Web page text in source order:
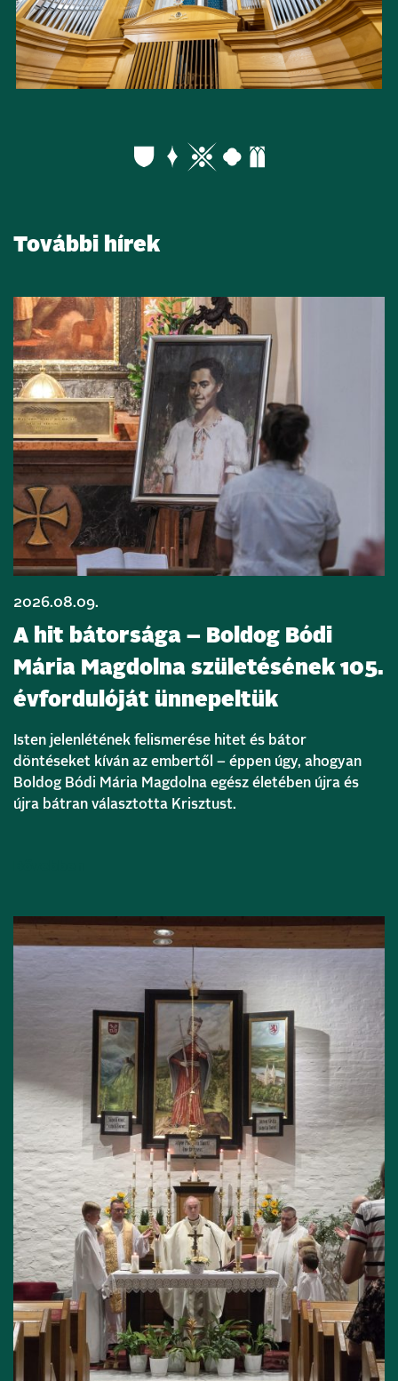
További hírek
2026.08.09.
A hit bátorsága – Boldog Bódi
Mária Magdolna születésének 105.
évfordulóját ünnepeltük
Isten jelenlétének felismerése hitet és bátor
döntéseket kíván az embertől – éppen úgy, ahogyan
Boldog Bódi Mária Magdolna egész életében újra és
újra bátran választotta Krisztust.